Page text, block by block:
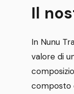
Il
In Nunu
valore di
composto